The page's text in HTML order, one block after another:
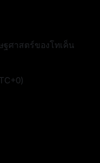
ฐศาสตร์ของโทเค็น